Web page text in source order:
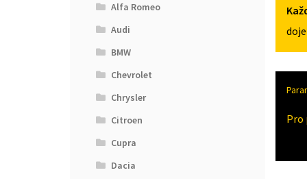
Alfa Romeo
Audi
BMW
Chevrolet
Chrysler
Citroen
Cupra
Dacia
Pro